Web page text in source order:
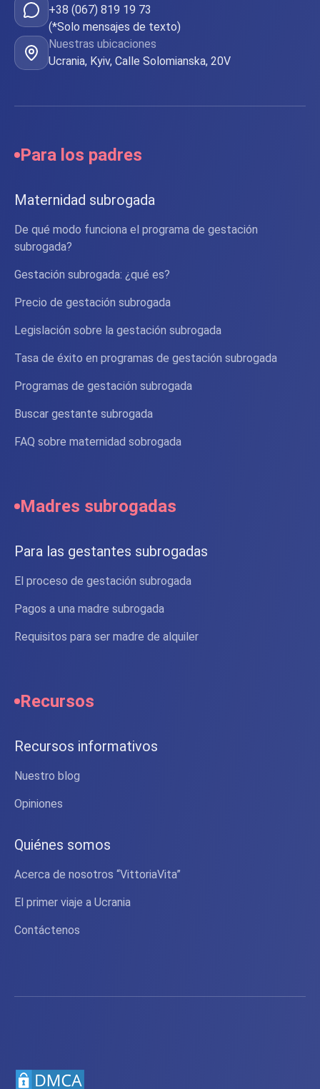
+38 (067) 819 19 73
(*Solo mensajes de texto)
Nuestras ubicaciones
Ucrania, Kyiv, Calle Solomianska, 20V
Para los padres
Maternidad subrogada
De qué modo funciona el programa de gestación
subrogada?
Gestación subrogada: ¿qué es?
Precio de gestación subrogada
Legislación sobre la gestación subrogada
Tasa de éxito en programas de gestación subrogada
Programas de gestación subrogada
Buscar gestante subrogada
FAQ sobre maternidad sobrogada
Madres subrogadas
Para las gestantes subrogadas
El proceso de gestación subrogada
Pagos a una madre subrogada
Requisitos para ser madre de alquiler
Recursos
Recursos informativos
Nuestro blog
Opiniones
Quiénes somos
Acerca de nosotros “VittoriaVita”
El primer viaje a Ucrania
Contáctenos